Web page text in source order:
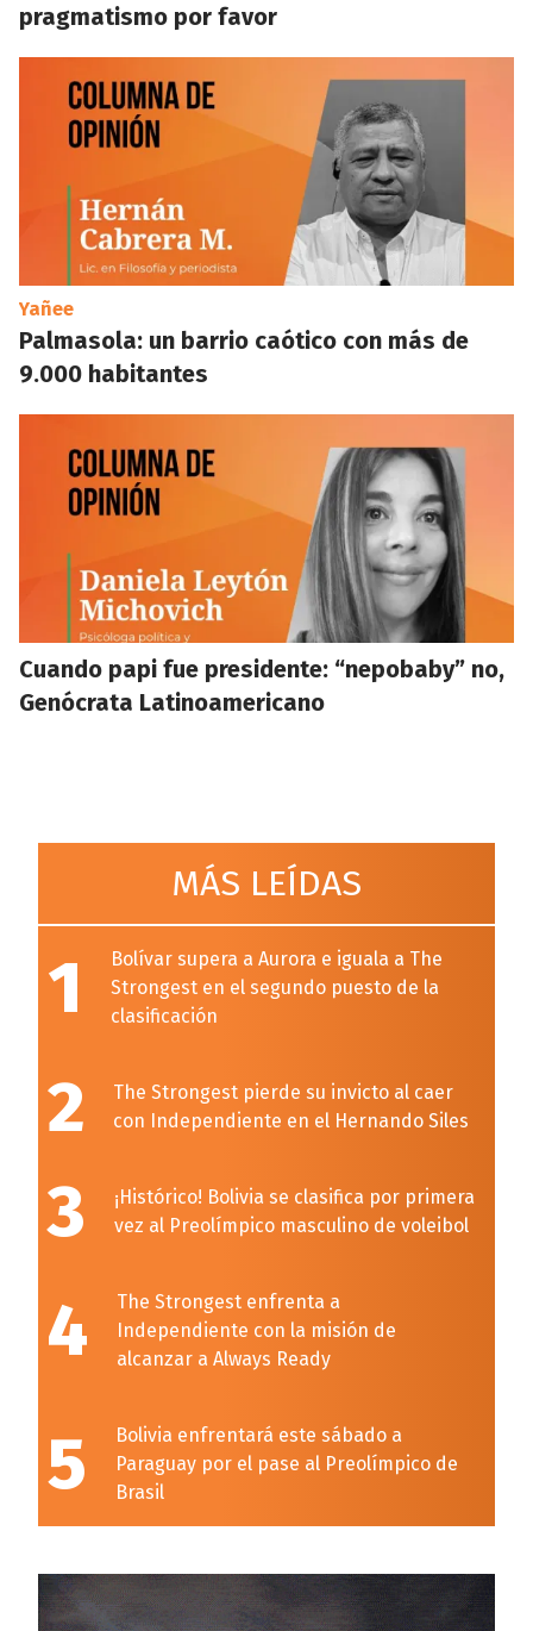
pragmatismo por favor
Yañee
Palmasola: un barrio caótico con más de
9.000 habitantes
Cuando papi fue presidente: “nepobaby” no,
Genócrata Latinoamericano
MÁS LEÍDAS
1
Bolívar supera a Aurora e iguala a The
Strongest en el segundo puesto de la
clasificación
2
The Strongest pierde su invicto al caer
con Independiente en el Hernando Siles
3
¡Histórico! Bolivia se clasifica por primera
vez al Preolímpico masculino de voleibol
4
The Strongest enfrenta a
Independiente con la misión de
alcanzar a Always Ready
5
Bolivia enfrentará este sábado a
Paraguay por el pase al Preolímpico de
Brasil